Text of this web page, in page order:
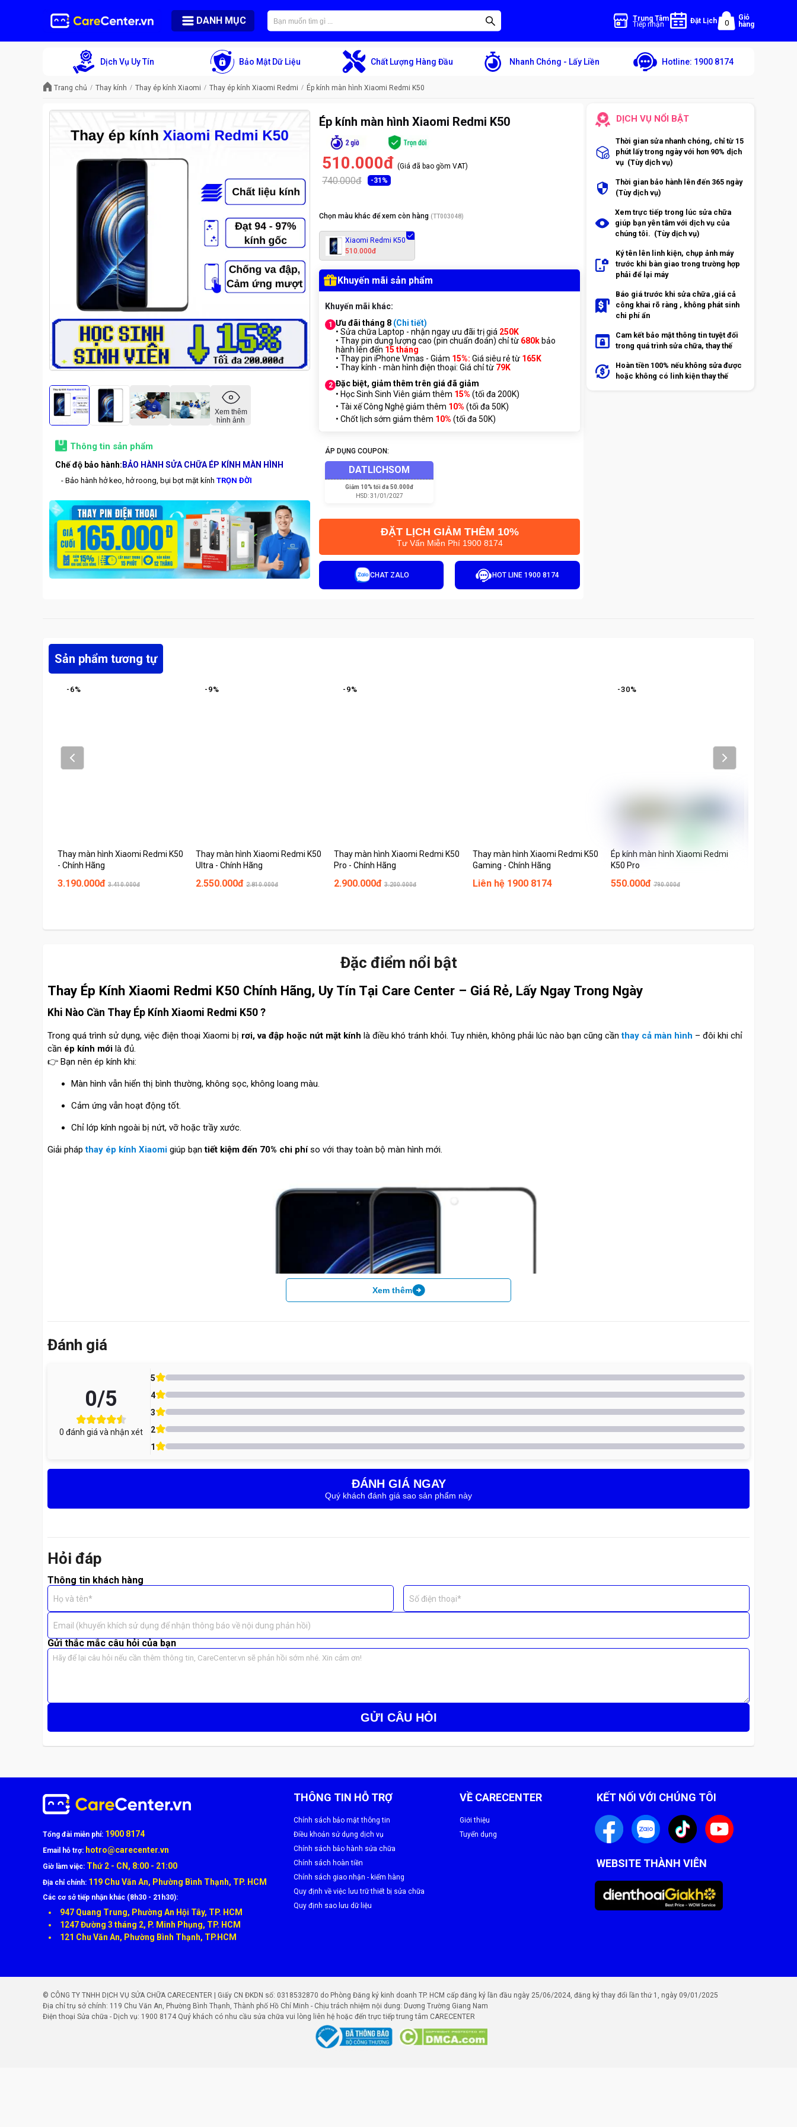
Trung Tâm
Tiếp nhận Đặt Lịch 0
Giỏ
hàng
DANH MỤC
Dịch Vụ Uy Tín Bảo Mật Dữ Liệu Chất Lượng Hàng Đầu Nhanh Chóng - Lấy Liền Hotline: 1900 8174
Trang chủ Thay kính Thay ép kính Xiaomi Thay ép kính Xiaomi Redmi Ép kính màn hình Xiaomi Redmi K50
Xem thêm
hình ảnh
Thông tin sản phẩm
Chế độ bảo hành: BẢO HÀNH SỬA CHỮA ÉP KÍNH MÀN HÌNH
- Bảo hành hở keo, hở roong, bụi bọt mặt kính TRỌN ĐỜI
Ép kính màn hình Xiaomi Redmi K50
510.000đ (Giá đã bao gồm VAT)
740.000đ -31 %
Chọn màu khác để xem còn hàng (TT003048)
Xiaomi Redmi K50
510.000đ
Khuyến mãi sản phẩm
Khuyến mãi khác:
1 Ưu đãi tháng 8 (Chi tiết)
• Sửa chữa Laptop - nhận ngay ưu đãi trị giá 250K
• Thay pin dung lượng cao (pin chuẩn đoán) chỉ từ 680k bảo
hành lên đến 15 tháng
• Thay pin iPhone Vmas - Giảm 15%: Giá siêu rẻ từ 165K
• Thay kính - màn hình điện thoại: Giá chỉ từ 79K
2 Đặc biệt, giảm thêm trên giá đã giảm
• Học Sinh Sinh Viên giảm thêm 15% (tối đa 200K)
• Tài xế Công Nghệ giảm thêm 10% (tối đa 50K)
• Chốt lịch sớm giảm thêm 10% (tối đa 50K)
ÁP DỤNG COUPON:
DATLICHSOM
Giảm 10% tối đa 50.000đ
HSD:31/01/2027
ĐẶT LỊCH GIẢM THÊM 10%
Tư Vấn Miễn Phí 1900 8174
CHAT ZALO HOT LINE 1900 8174
DỊCH VỤ NỔI BẬT
Thời gian sửa nhanh chóng, chỉ từ 15
phút lấy trong ngày với hơn 90% dịch
vụ (Tùy dịch vụ)
Thời gian bảo hành lên đến 365 ngày
(Tùy dịch vụ)
Xem trực tiếp trong lúc sửa chữa
giúp bạn yên tâm với dịch vụ của
chúng tôi. (Tùy dịch vụ)
Ký tên lên linh kiện, chụp ảnh máy
trước khi bàn giao trong trường hợp
phải để lại máy
Báo giá trước khi sửa chữa ,giá cả
công khai rõ ràng , không phát sinh
chi phí ẩn
Cam kết bảo mật thông tin tuyệt đối
trong quá trình sửa chữa, thay thế
Hoàn tiền 100% nếu không sửa được
hoặc không có linh kiện thay thế
Sản phẩm tương tự
- 6%
Thay màn hình Xiaomi Redmi K50
- Chính Hãng
3.190.000đ 3.410.000đ
- 9%
Thay màn hình Xiaomi Redmi K50
Ultra - Chính Hãng
2.550.000đ 2.810.000đ
- 9%
Thay màn hình Xiaomi Redmi K50
Pro - Chính Hãng
2.900.000đ 3.200.000đ
Thay màn hình Xiaomi Redmi K50
Gaming - Chính Hãng
Liên hệ 1900 8174
-30%
Ép kính màn hình Xiaomi Redmi
K50 Pro
550.000đ 790.000đ
Next
Prev
Đặc điểm nổi bật
Thay Ép Kính Xiaomi Redmi K50 Chính Hãng, Uy Tín Tại Care Center – Giá Rẻ, Lấy Ngay Trong Ngày
Khi Nào Cần Thay Ép Kính Xiaomi Redmi K50 ?
Trong quá trình sử dụng, việc điện thoại Xiaomi bị rơi, va đập hoặc nứt mặt kính là điều khó tránh khỏi. Tuy nhiên, không phải lúc nào bạn cũng cần thay cả màn hình – đôi khi chỉ
cần ép kính mới là đủ.
👉 Bạn nên ép kính khi:
Màn hình vẫn hiển thị bình thường, không sọc, không loang màu.
Cảm ứng vẫn hoạt động tốt.
Chỉ lớp kính ngoài bị nứt, vỡ hoặc trầy xước.
Giải phápthay ép kính Xiaomi giúp bạntiết kiệm đến 70% chi phíso với thay toàn bộ màn hình mới.
Ép Kính Xiaomi Là Gì? Có Khác Gì Với Thay Màn Hình?
Nhiều người thường nhầm lẫn giữa ép kính và thay màn hình.
Ép kính Xiaomi: chỉ thay lớp kính bên ngoài, giữ nguyên màn hiển thị và cảm ứng gốc.
Thay màn hình Xiaomi:áp dụng khi cảm ứng hoặc hiển thị bị lỗi.
Quy trình ép kính được CareCenter thực hiện tỉ mỉ theo 6 bước chuyên nghiệp:
Xem thêm
Đánh giá
0/5
0 đánh giá và nhận xét
5
4
3
2
1
ĐÁNH GIÁ NGAY
Quý khách đánh giá sao sản phẩm này
Hỏi đáp
Thông tin khách hàng
Họ và tên* Số điện thoại*
Email (khuyến khích sử dụng để nhận thông báo về nội dung phản hồi)
Gửi thắc mắc câu hỏi của bạn
GỬI CÂU HỎI
Tổng đài miễn phí: 1900 8174
Email hỗ trợ: hotro@carecenter.vn
Giờ làm việc: Thứ 2 - CN, 8:00 - 21:00
Địa chỉ chính: 119 Chu Văn An, Phường Bình Thạnh, TP. HCM
Các cơ sở tiếp nhận khác (8h30 - 21h30):
947 Quang Trung, Phường An Hội Tây, TP. HCM
1247 Đường 3 tháng 2, P. Minh Phụng, TP. HCM
121 Chu Văn An, Phường Bình Thạnh, TP.HCM
THÔNG TIN HỖ TRỢ
Chính sách bảo mật thông tin
Điều khoản sử dụng dịch vụ
Chính sách bảo hành sửa chữa
Chính sách hoàn tiền
Chính sách giao nhận - kiểm hàng
Quy định về việc lưu trữ thiết bị sửa chữa
Quy định sao lưu dữ liệu
VỀ CARECENTER
Giới thiệu
Tuyển dụng
KẾT NỐI VỚI CHÚNG TÔI
WEBSITE THÀNH VIÊN
© CÔNG TY TNHH DỊCH VỤ SỬA CHỮA CARECENTER | Giấy CN ĐKDN số: 0318532870 do Phòng Đăng ký kinh doanh TP. HCM cấp đăng ký lần đầu ngày 25/06/2024, đăng ký thay đổi lần thứ 1, ngày 09/01/2025
Địa chỉ trụ sở chính: 119 Chu Văn An, Phường Bình Thạnh, Thành phố Hồ Chí Minh - Chịu trách nhiệm nội dung: Dương Trường Giang Nam
Điện thoại Sửa chữa - Dịch vụ: 1900 8174 Quý khách có nhu cầu sửa chữa vui lòng liên hệ hoặc đến trực tiếp trung tâm CARECENTER